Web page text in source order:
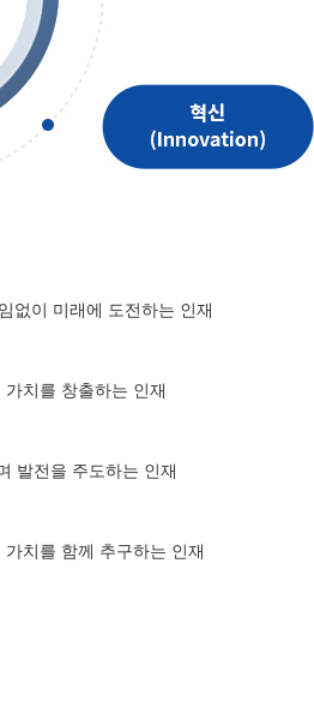
없이 미래에 도전하는 인재
치를 창출하는 인재
발전을 주도하는 인재
치를 함께 추구하는 인재